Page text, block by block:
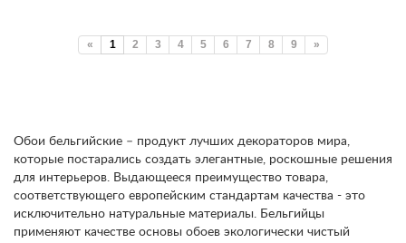
« 1 2 3 4 5 6 7 8 9 »
Обои бельгийские – продукт лучших декораторов мира,
которые постарались создать элегантные, роскошные решения
для интерьеров. Выдающееся преимущество товара,
соответствующего европейским стандартам качества - это
исключительно натуральные материалы. Бельгийцы
применяют качестве основы обоев экологически чистый